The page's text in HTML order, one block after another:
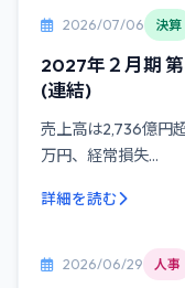
2026/07/06 決算
2027年２月期
(連結)
売上高は2,736億円
万円、経常損失...
詳細を読む
2026/06/29 人事